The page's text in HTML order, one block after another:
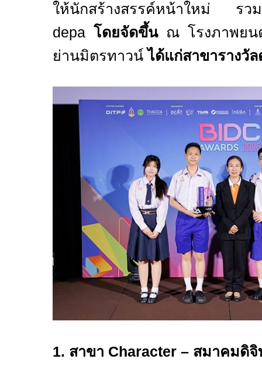
ให้นักสร้างสรรค์หน้าใหม่ รวม
depa โดยจัดขึ้น ณ โรงภาพยน
ย่านมิตรทาวน์ได้แก่สาขารางวั
1. สาขา Character – สมาคมดิจิ